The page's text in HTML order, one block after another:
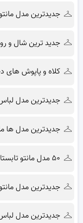
جدیدترین مدل مانتو
جدید ترین شال و
کلاه و پاپوش های
جدیدترین مدل
جدیدترین مدل ها
۵۰ مدل مانتو تابستانی زیبا و شیک ۲۰۲۲
جدیدترین مدل مانتو خامه
جدیدترین مدل لباس